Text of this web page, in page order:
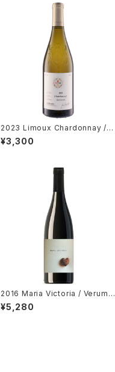
2023 Limoux Chardonnay / D
m. Paul Mas
¥3,300
2016 Maria Victoria / Verum P
atagonia
¥5,280